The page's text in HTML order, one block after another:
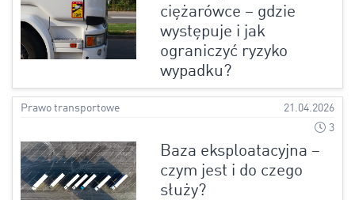
ciężarówce – gdzie
występuje i jak
ograniczyć ryzyko
wypadku?
Prawo transportowe
21.04.2026
3
Baza eksploatacyjna –
czym jest i do czego
służy?